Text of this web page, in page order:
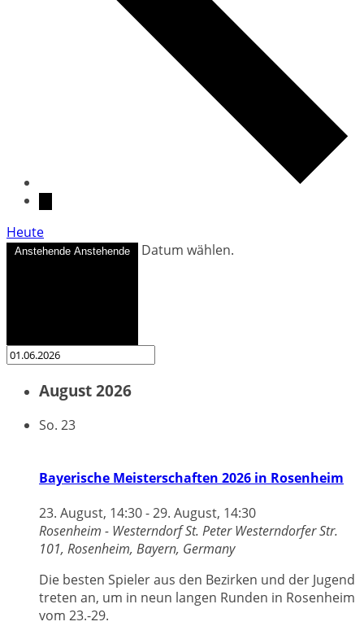
Heute
Anstehende Anstehende Datum wählen.
August 2026
So. 23
Bayerische Meisterschaften 2026 in Rosenheim
23. August, 14:30-29. August, 14:30
Rosenheim - Westerndorf St. PeterWesterndorfer Str.
101, Rosenheim, Bayern, Germany
Die besten Spieler aus den Bezirken und der Jugend
treten an, um in neun langen Runden in Rosenheim
vom 23.-29.